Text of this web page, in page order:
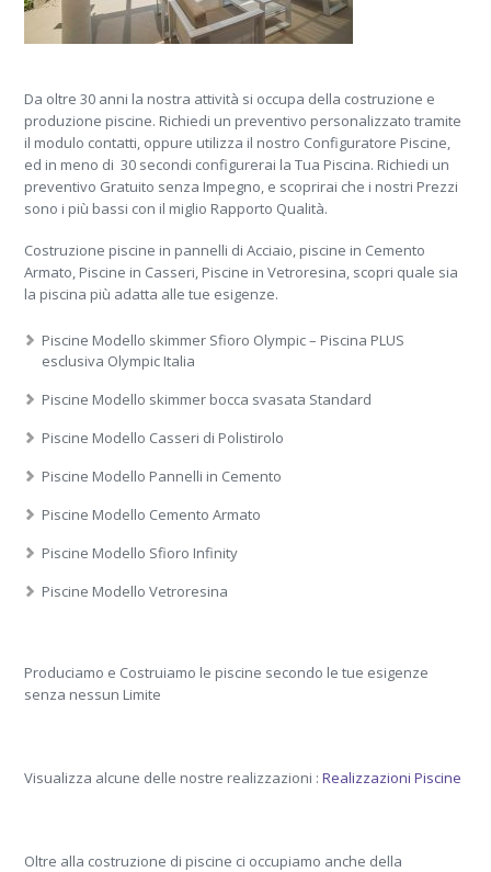
Da oltre 30 anni la nostra attività si occupa della costruzione e
produzione piscine. Richiedi un preventivo personalizzato tramite
il modulo contatti, oppure utilizza il nostro Configuratore Piscine,
ed in meno di 30 secondi configurerai la Tua Piscina. Richiedi un
preventivo Gratuito senza Impegno, e scoprirai che i nostri Prezzi
sono i più bassi con il miglio Rapporto Qualità.
Costruzione piscine in pannelli di Acciaio, piscine in Cemento
Armato, Piscine in Casseri, Piscine in Vetroresina, scopri quale sia
la piscina più adatta alle tue esigenze.
Piscine Modello skimmer Sfioro Olympic – Piscina PLUS
esclusiva Olympic Italia
Piscine Modello skimmer bocca svasata Standard
Piscine Modello Casseri di Polistirolo
Piscine Modello Pannelli in Cemento
Piscine Modello Cemento Armato
Piscine Modello Sfioro Infinity
Piscine Modello Vetroresina
Produciamo e Costruiamo le piscine secondo le tue esigenze
senza nessun Limite
Visualizza alcune delle nostre realizzazioni :Realizzazioni Piscine
Oltre alla costruzione di piscine ci occupiamo anche della